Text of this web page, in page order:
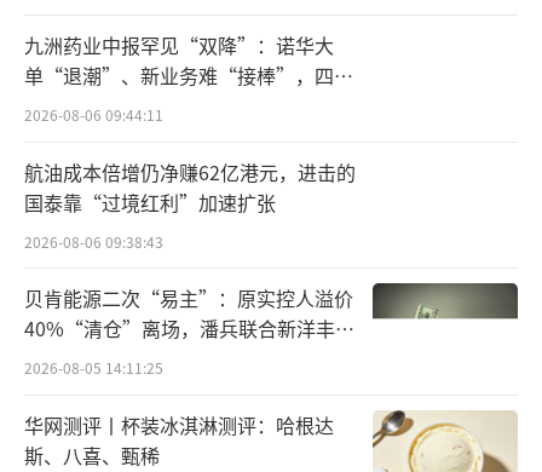
九洲药业中报罕见“双降”：诺华大
单“退潮”、新业务难“接棒”，四大
难关待闯
2026-08-06 09:44:11
航油成本倍增仍净赚62亿港元，进击的
国泰靠“过境红利”加速扩张
2026-08-06 09:38:43
贝肯能源二次“易主”：原实控人溢价
40%“清仓”离场，潘兵联合新洋丰、
宏科百世拟入主
2026-08-05 14:11:25
华网测评丨杯装冰淇淋测评：哈根达
斯、八喜、甄稀